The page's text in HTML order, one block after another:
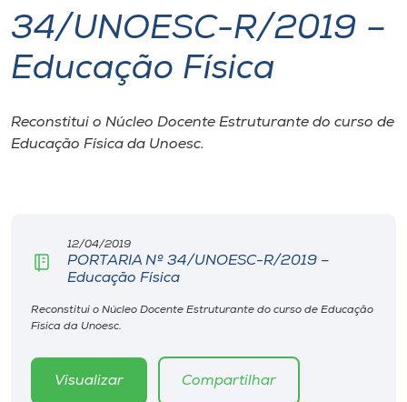
I.nova
Cultura
Biblioteca
Editora
Rádio
34/UNOESC-R/2019 –
Educação Física
Reconstitui o Núcleo Docente Estruturante do curso de
Educação Física da Unoesc.
12/04/2019
PORTARIA Nº 34/UNOESC-R/2019 –
Educação Física
Reconstitui o Núcleo Docente Estruturante do curso de Educação
Física da Unoesc.
Visualizar Compartilhar